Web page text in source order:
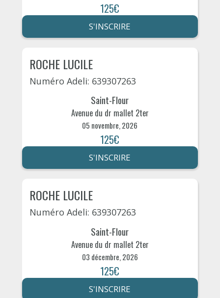
125€
S'INSCRIRE
ROCHE LUCILE
Numéro Adeli: 639307263
Saint-Flour
Avenue du dr mallet 2ter
05 novembre, 2026
125€
S'INSCRIRE
ROCHE LUCILE
Numéro Adeli: 639307263
Saint-Flour
Avenue du dr mallet 2ter
03 décembre, 2026
125€
S'INSCRIRE